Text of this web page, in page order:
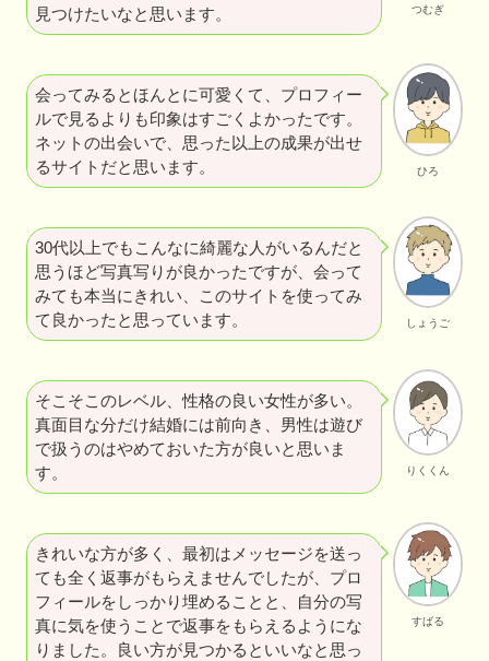
つむぎ
見つけたいなと思います。
ひろ
会ってみるとほんとに可愛くて、プロフィー
ルで見るよりも印象はすごくよかったです。
ネットの出会いで、思った以上の成果が出せ
るサイトだと思います。
しょうご
30代以上でもこんなに綺麗な人がいるんだと
思うほど写真写りが良かったですが、会って
みても本当にきれい、このサイトを使ってみ
て良かったと思っています。
りくくん
そこそこのレベル、性格の良い女性が多い。
真面目な分だけ結婚には前向き、男性は遊び
で扱うのはやめておいた方が良いと思いま
す。
すばる
きれいな方が多く、最初はメッセージを送っ
ても全く返事がもらえませんでしたが、プロ
フィールをしっかり埋めることと、自分の写
真に気を使うことで返事をもらえるようにな
りました。良い方が見つかるといいなと思っ